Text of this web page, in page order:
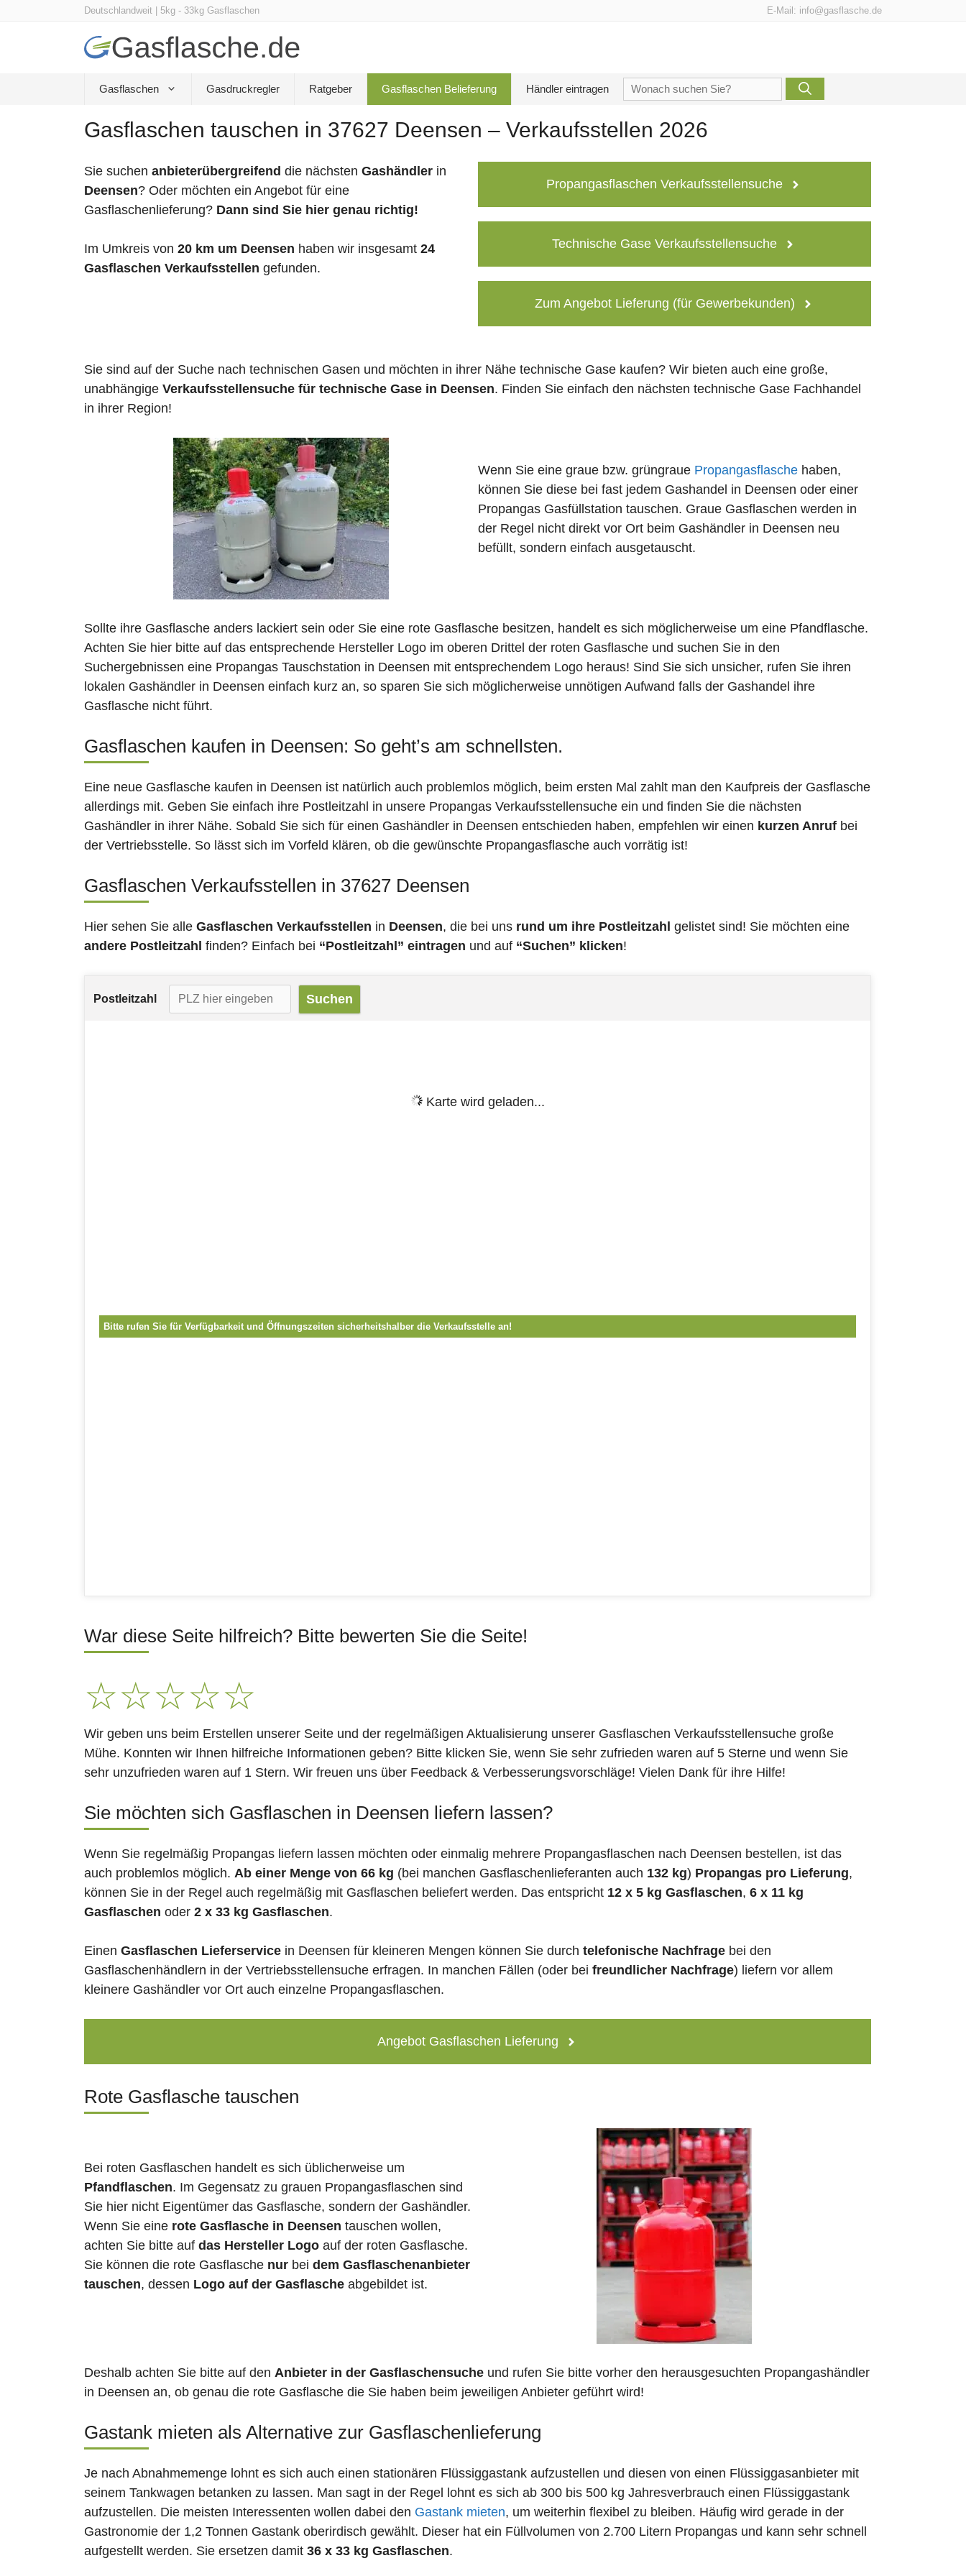
E-Mail: info@gasflasche.de
Deutschlandweit | 5kg - 33kg Gasflaschen
Gasflaschen Gasdruckregler Ratgeber Gasflaschen Belieferung Händler eintragen
Suche
Gasflaschen tauschen in 37627 Deensen – Verkaufsstellen 2026
Sie suchen anbieterübergreifend die nächsten Gashändler in
Deensen? Oder möchten ein Angebot für eine
Gasflaschenlieferung? Dann sind Sie hier genau richtig!
Im Umkreis von 20 km um Deensen haben wir insgesamt 24
Gasflaschen Verkaufsstellen gefunden.
Propangasflaschen Verkaufsstellensuche
Technische Gase Verkaufsstellensuche
Zum Angebot Lieferung (für Gewerbekunden)
Sie sind auf der Suche nach technischen Gasen und möchten in ihrer Nähe technische Gase kaufen? Wir bieten auch eine große,
unabhängige Verkaufsstellensuche für technische Gase in Deensen. Finden Sie einfach den nächsten technische Gase Fachhandel
in ihrer Region!
Wenn Sie eine graue bzw. grüngraue Propangasflaschehaben,
können Sie diese bei fast jedem Gashandel in Deensen oder einer
Propangas Gasfüllstation tauschen. Graue Gasflaschen werden in
der Regel nicht direkt vor Ort beim Gashändler in Deensen neu
befüllt, sondern einfach ausgetauscht.
Sollte ihre Gasflasche anders lackiert sein oder Sie eine rote Gasflasche besitzen, handelt es sich möglicherweise um eine Pfandflasche.
Achten Sie hier bitte auf das entsprechende Hersteller Logo im oberen Drittel der roten Gasflasche und suchen Sie in den
Suchergebnissen eine Propangas Tauschstation in Deensen mit entsprechendem Logo heraus! Sind Sie sich unsicher, rufen Sie ihren
lokalen Gashändler in Deensen einfach kurz an, so sparen Sie sich möglicherweise unnötigen Aufwand falls der Gashandel ihre
Gasflasche nicht führt.
Gasflaschen kaufen in Deensen: So geht’s am schnellsten.
Eine neue Gasflasche kaufen in Deensen ist natürlich auch problemlos möglich, beim ersten Mal zahlt man den Kaufpreis der Gasflasche
allerdings mit. Geben Sie einfach ihre Postleitzahl in unsere Propangas Verkaufsstellensuche ein und finden Sie die nächsten
Gashändler in ihrer Nähe. Sobald Sie sich für einen Gashändler in Deensen entschieden haben, empfehlen wir einen kurzen Anruf bei
der Vertriebsstelle. So lässt sich im Vorfeld klären, ob die gewünschte Propangasflasche auch vorrätig ist!
Gasflaschen Verkaufsstellen in 37627 Deensen
Hier sehen Sie alle Gasflaschen Verkaufsstellen in Deensen, die bei uns rund um ihre Postleitzahl gelistet sind! Sie möchten eine
andere Postleitzahl finden? Einfach bei “Postleitzahl” eintragen und auf “Suchen” klicken!
Postleitzahl
Karte wird geladen...
Bitte rufen Sie für Verfügbarkeit und Öffnungszeiten sicherheitshalber die Verkaufsstelle an!
War diese Seite hilfreich? Bitte bewerten Sie die Seite!
☆☆☆☆☆
Wir geben uns beim Erstellen unserer Seite und der regelmäßigen Aktualisierung unserer Gasflaschen Verkaufsstellensuche große
Mühe. Konnten wir Ihnen hilfreiche Informationen geben? Bitte klicken Sie, wenn Sie sehr zufrieden waren auf 5 Sterne und wenn Sie
sehr unzufrieden waren auf 1 Stern. Wir freuen uns über Feedback & Verbesserungsvorschläge! Vielen Dank für ihre Hilfe!
Sie möchten sich Gasflaschen in Deensen liefern lassen?
Wenn Sie regelmäßig Propangas liefern lassen möchten oder einmalig mehrere Propangasflaschen nach Deensen bestellen, ist das
auch problemlos möglich. Ab einer Menge von 66 kg (bei manchen Gasflaschenlieferanten auch 132 kg) Propangas pro Lieferung,
können Sie in der Regel auch regelmäßig mit Gasflaschen beliefert werden. Das entspricht 12 x 5 kg Gasflaschen, 6 x 11 kg
Gasflaschen oder 2 x 33 kg Gasflaschen.
Einen Gasflaschen Lieferservice in Deensen für kleineren Mengen können Sie durch telefonische Nachfrage bei den
Gasflaschenhändlern in der Vertriebsstellensuche erfragen. In manchen Fällen (oder bei freundlicher Nachfrage) liefern vor allem
kleinere Gashändler vor Ort auch einzelne Propangasflaschen.
Angebot Gasflaschen Lieferung
Rote Gasflasche tauschen
Bei roten Gasflaschen handelt es sich üblicherweise um
Pfandflaschen. Im Gegensatz zu grauen Propangasflaschen sind
Sie hier nicht Eigentümer das Gasflasche, sondern der Gashändler.
Wenn Sie eine rote Gasflasche in Deensen tauschen wollen,
achten Sie bitte auf das Hersteller Logo auf der roten Gasflasche.
Sie können die rote Gasflasche nur bei dem Gasflaschenanbieter
tauschen, dessen Logo auf der Gasflasche abgebildet ist.
Deshalb achten Sie bitte auf den Anbieter in der Gasflaschensuche und rufen Sie bitte vorher den herausgesuchten Propangashändler
in Deensen an, ob genau die rote Gasflasche die Sie haben beim jeweiligen Anbieter geführt wird!
Gastank mieten als Alternative zur Gasflaschenlieferung
Je nach Abnahmemenge lohnt es sich auch einen stationären Flüssiggastank aufzustellen und diesen von einen Flüssiggasanbieter mit
seinem Tankwagen betanken zu lassen. Man sagt in der Regel lohnt es sich ab 300 bis 500 kg Jahresverbrauch einen Flüssiggastank
aufzustellen. Die meisten Interessenten wollen dabei den Gastank mieten, um weiterhin flexibel zu bleiben. Häufig wird gerade in der
Gastronomie der 1,2 Tonnen Gastank oberirdisch gewählt. Dieser hat ein Füllvolumen von 2.700 Litern Propangas und kann sehr schnell
aufgestellt werden. Sie ersetzen damit 36 x 33 kg Gasflaschen.